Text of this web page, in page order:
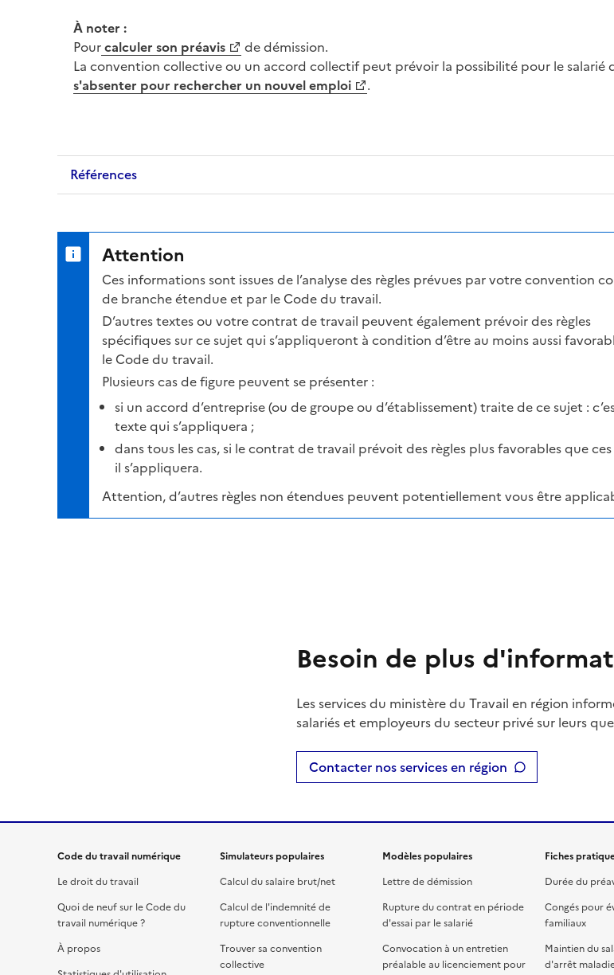
À noter :
Pourcalculer son préavis
de démission.
La convention collectiveou un accord collectifpeut prévoir la possibilité pour le salarié
s'absenter pour rechercher un nouvel emploi
.
Références
Attention
Ces informations sont issues de l’analyse des règles prévues par votre convention
de branche étendue et par le Code du travail.
D’autres textes ou votre contrat de travail peuvent également prévoir des règles
spécifiques sur ce sujet qui s’appliqueront à condition d’être au moins aussi
le Code du travail.
Plusieurs cas de figure peuvent se présenter :
si un accord d’entreprise (ou de groupe ou d’établissement) traite de ce sujet :
texte qui s’appliquera ;
dans tous les cas, si le contrat de travail prévoit des règles plus favorables que
il s’appliquera.
Attention, d’autres règles non étendues peuvent potentiellement vous être
Besoin de plus
Les services du ministère du Travail en région
salariés et employeurs du secteur privé sur leurs
Contacter nos services en région
Code du travail numérique
Le droit du travail
Quoi de neuf sur le Code du
travail numérique ?
À propos
Simulateurs populaires
Calcul du salaire brut/net
Calcul de l'indemnité de
rupture conventionnelle
Trouver sa convention
collective
Modèles populaires
Lettre de démission
Rupture du contrat en période
d'essai par le salarié
Convocation à un entretien
préalable au licenciement pour
Fiches
Durée du
Congés pour
familiaux
Maintien du
d'arrêt